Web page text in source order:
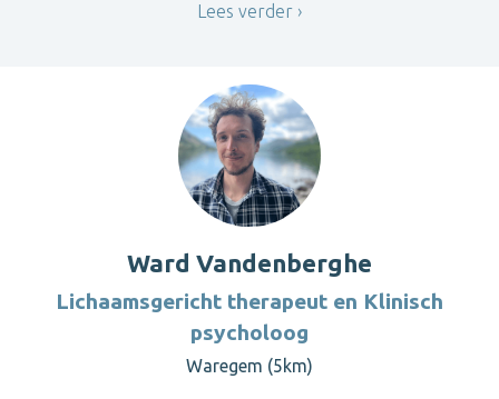
Lees verder
Ward Vandenberghe
Lichaamsgericht therapeut en Klinisch
psycholoog
Waregem (5km)